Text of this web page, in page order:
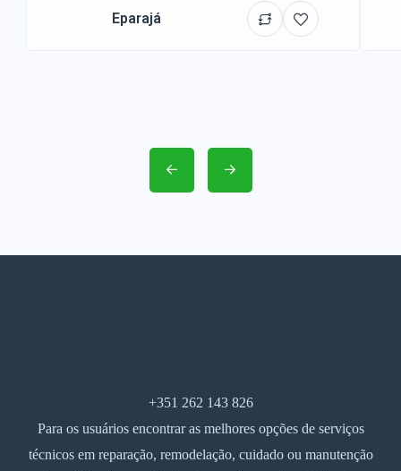
Eparajá
+351 262 143 826
Para os usuários encontrar as melhores opções de serviços
técnicos em reparação, remodelação, cuidado ou manutenção